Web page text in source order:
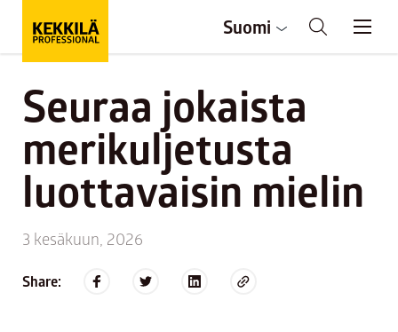
Suomi
Seuraa jokaista
merikuljetusta
luottavaisin mielin
3 kesäkuun, 2026
Share: